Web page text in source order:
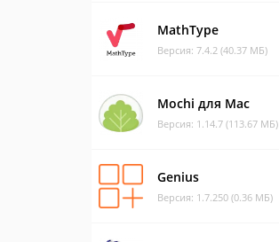
MathType
Версия: 7.4.2 (40.37 МБ)
Mochi для Mac
Версия: 1.14.7 (113.67 МБ)
Genius
Версия: 1.7.250 (0.36 МБ)